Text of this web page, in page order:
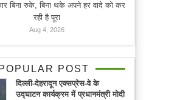
बिना रुके, बिना थके अपने हर वादे को कर
रही है पूरा
Aug 4, 2026
POPULAR POST
दिल्ली-देहरादून एक्सप्रेस-वे के
उद्घाटन कार्यक्रम में प्रधानमंत्री मोदी